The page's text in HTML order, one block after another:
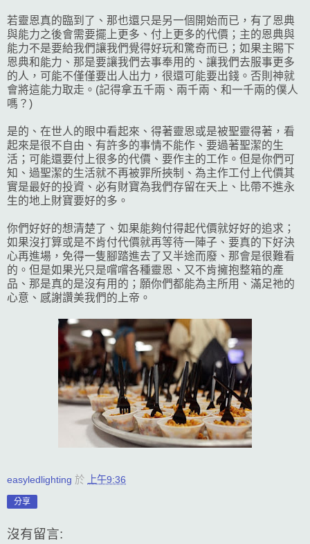
若靈恩真的臨到了、那也還只是另一個開始而已，有了恩典
與能力之後會需要擺上更多、付上更多的代價；主的恩典與
能力不是要給我們讓我們覺得好玩和驚奇而已；如果主賜下
恩典和能力、那是要讓我們去事奉用的、讓我們去服事更多
的人，可能不僅僅要出人出力，很還可能要出錢。否則神就
會將這能力取走。(記得拿五千兩、兩千兩、和一千兩的僕人
嗎？)
是的、在世人的眼中看起來、得著靈恩或是被聖靈得著，看
起來是很不自由、有許多的事情不能作、要過著聖潔的生
活；可能還要付上很多的代價、要作主的工作。但是你們可
知、過聖潔的生活就不再被罪所挾制、為主作工付上代價其
實是最好的投資、必有財寶為我們存留在天上、比帶不進永
生的地上財寶要好的多。
你們好好的想清楚了、如果能夠付得起代價就好好的追求；
如果沒打算或是不肯付代價就再等待一陣子、要真的下好決
心再進場，免得一隻腳踏進去了又半途而廢、那會是很難看
的。但是如果光只是嚐嚐各種靈恩、又不肯擁抱整箱的產
品、那是真的是沒有用的；願你們都能為主所用、滿足祂的
心意、感謝讚美我們的上帝。
easyledlighting 於 上午9:36
分享
沒有留言: